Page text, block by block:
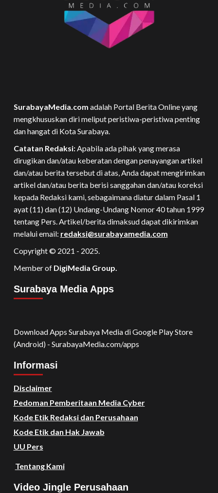
SurabayaMedia.com adalah Portal Berita Online yang
mengkhususkan diri meliput peristiwa-peristiwa penting
dan hangat di Kota Surabaya.
Catatan Redaksi:Apabila ada pihak yang merasa
dirugikan dan/atau keberatan dengan penayangan artikel
dan/atau berita tersebut di atas, Anda dapat mengirimkan
artikel dan/atau berita berisi sanggahan dan/atau koreksi
kepada Redaksi kami, sebagaimana diatur dalam Pasal 1
ayat (11) dan (12) Undang-Undang Nomor 40 tahun 1999
tentang Pers. Artikel/berita dimaksud dapat dikirimkan
melalui email: redaksi@surabayamedia.com
Copyright © 2021 - 2025.
Member of DigiMedia Group.
Surabaya Media Apps
Download Apps Surabaya Media di Google Play Store
(Android) - SurabayaMedia.com/apps
Informasi
Disclaimer
Pedoman Pemberitaan Media Cyber
Kode Etik Redaksi dan Perusahaan
Kode Etik dan Hak Jawab
UU Pers
Tentang Kami
Video Jingle Perusahaan